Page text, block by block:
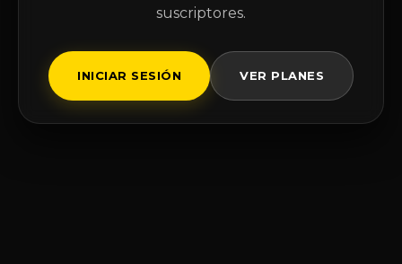
suscriptores.
INICIAR SESIÓN VER PLANES